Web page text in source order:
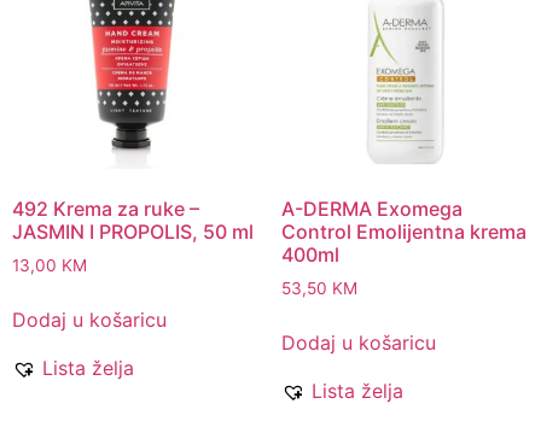
492 Krema za ruke –
JASMIN I PROPOLIS, 50 ml
13,00 KM
Dodaj u košaricu
Lista želja
A-DERMA Exomega
Control Emolijentna krema
400ml
53,50 KM
Dodaj u košaricu
Lista želja